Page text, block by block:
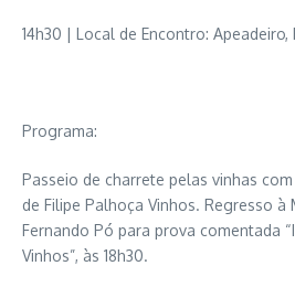
14h30 | Local de Encontro: Apeadeiro,
Programa:
Passeio de charrete pelas vinhas
de Filipe Palhoça Vinhos. Regresso à
Fernando Pó para prova comentada
Vinhos”, às 18h30.